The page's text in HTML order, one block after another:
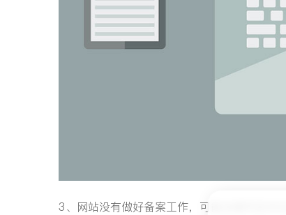
3、网站没有做好备案工作，可能会被判定非